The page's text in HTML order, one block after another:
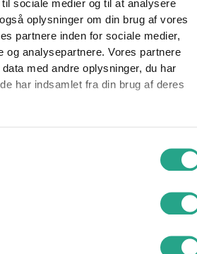
sociale medier og til at analysere
oplysninger om din brug af vores
partnere inden for sociale medier,
og analysepartnere. Vores partnere
med andre oplysninger, du har
har indsamlet fra din brug af deres
er et charmerende legesæt, der
og kreativ leg.
der åbner op for en
Bluey plysbamser  enten
Bluey i et sødt zebra-kostume.
med det medfølgende
fra 3 år og opefter, der elsker at